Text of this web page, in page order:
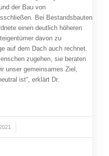
der Bau von
Bei Bestandsbauten
einen deutlich höheren
davon zu
auf dem Dach auch rechnet.
zugehen, sie beraten
unser gemeinsames Ziel,
ist“, erklärt Dr.